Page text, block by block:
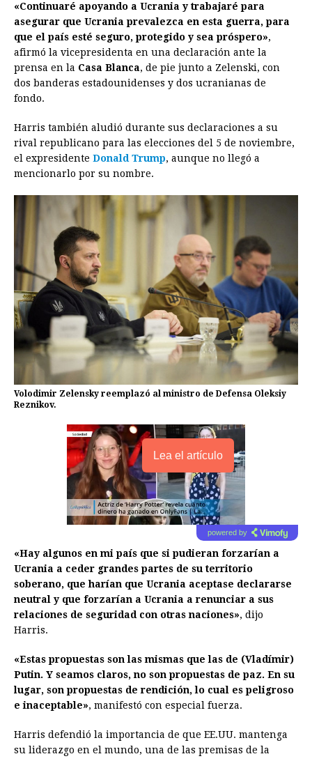
r
«Continuaré apoyando a Ucrania y trabajaré para
asegurar que Ucrania prevalezca en esta guerra, para
que el país esté seguro, protegido y sea próspero»,
afirmó la vicepresidenta en una declaración ante la
prensa en la Casa Blanca, de pie junto a Zelenski, con
dos banderas estadounidenses y dos ucranianas de
fondo.
Harris también aludió durante sus declaraciones a su
rival republicano para las elecciones del 5 de noviembre,
el expresidente Donald Trump, aunque no llegó a
mencionarlo por su nombre.
Volodimir Zelensky reemplazó al ministro de Defensa Oleksiy
Reznikov.
Lea el artículo
powered by
«Hay algunos en mi país que si pudieran forzarían a
Ucrania a ceder grandes partes de su territorio
soberano, que harían que Ucrania aceptase declararse
neutral y que forzarían a Ucrania a renunciar a sus
relaciones de seguridad con otras naciones», dijo
Harris.
«Estas propuestas son las mismas que las de (Vladímir)
Putin. Y seamos claros, no son propuestas de paz. En su
lugar, son propuestas de rendición, lo cual es peligroso
e inaceptable», manifestó con especial fuerza.
Harris defendió la importancia de que EE.UU. mantenga
su liderazgo en el mundo, una de las premisas de la